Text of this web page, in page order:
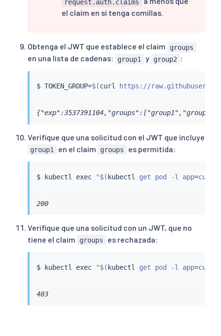
request.auth.claims
el claim en sí tenga comillas.
Obtenga el JWT que establece el claim groups
en una lista de cadenas: group1 y group2 :
$ TOKEN_GROUP=$(curl https://
Verifique que una solicitud con el JWT que incluye
group1 en el claim groups es permitida:
$ kubectl exec "$(kubectl get pod -l app=curl -
200
Verifique que una solicitud con un JWT, que no
tiene el claim
groups es rechazada:
$ kubectl exec "$( kubectl get pod -l app=curl -
403